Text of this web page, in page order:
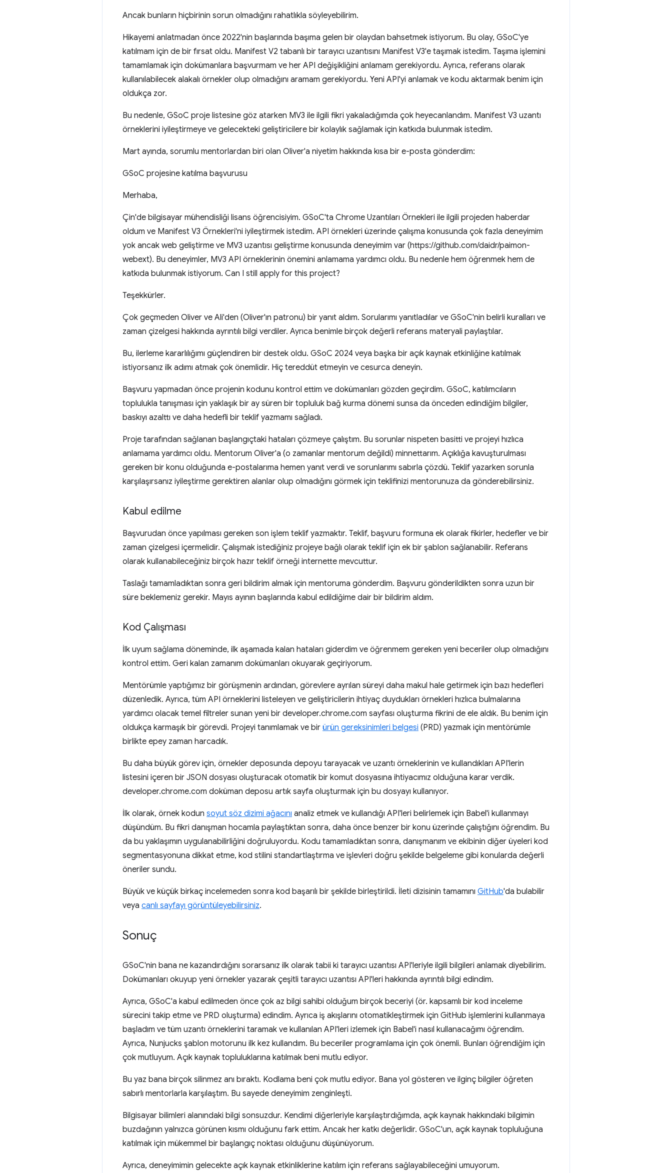
Ancak bunların hiçbirinin sorun olmadığını rahatlıkla söyleyebilirim.
Hikayemi anlatmadan önce 2022'nin başlarında başıma gelen bir olaydan bahsetmek istiyorum. Bu olay, GSoC'ye
katılmam için de bir fırsat oldu. Manifest V2 tabanlı bir tarayıcı uzantısını Manifest V3'e taşımak istedim. Taşıma işlemini
tamamlamak için dokümanlara başvurmam ve her API değişikliğini anlamam gerekiyordu. Ayrıca, referans olarak
kullanılabilecek alakalı örnekler olup olmadığını aramam gerekiyordu. Yeni API'yi anlamak ve kodu aktarmak benim için
oldukça zor.
Bu nedenle, GSoC proje listesine göz atarken MV3 ile ilgili fikri yakaladığımda çok heyecanlandım. Manifest V3 uzantı
örneklerini iyileştirmeye ve gelecekteki geliştiricilere bir kolaylık sağlamak için katkıda bulunmak istedim.
Mart ayında, sorumlu mentorlardan biri olan Oliver'a niyetim hakkında kısa bir e-posta gönderdim:
GSoC projesine katılma başvurusu
Merhaba,
Çin'de bilgisayar mühendisliği lisans öğrencisiyim. GSoC'ta Chrome Uzantıları Örnekleri ile ilgili projeden haberdar
oldum ve Manifest V3 Örnekleri'ni iyileştirmek istedim. API örnekleri üzerinde çalışma konusunda çok fazla deneyimim
yok ancak web geliştirme ve MV3 uzantısı geliştirme konusunda deneyimim var (https://github.com/daidr/paimon-
webext). Bu deneyimler, MV3 API örneklerinin önemini anlamama yardımcı oldu. Bu nedenle hem öğrenmek hem de
katkıda bulunmak istiyorum. Can I still apply for this project?
Teşekkürler.
Çok geçmeden Oliver ve Ali'den (Oliver'ın patronu) bir yanıt aldım. Sorularımı yanıtladılar ve GSoC'nin belirli kuralları ve
zaman çizelgesi hakkında ayrıntılı bilgi verdiler. Ayrıca benimle birçok değerli referans materyali paylaştılar.
Bu, ilerleme kararlılığımı güçlendiren bir destek oldu. GSoC 2024 veya başka bir açık kaynak etkinliğine katılmak
istiyorsanız ilk adımı atmak çok önemlidir. Hiç tereddüt etmeyin ve cesurca deneyin.
Başvuru yapmadan önce projenin kodunu kontrol ettim ve dokümanları gözden geçirdim. GSoC, katılımcıların
toplulukla tanışması için yaklaşık bir ay süren bir topluluk bağ kurma dönemi sunsa da önceden edindiğim bilgiler,
baskıyı azalttı ve daha hedefli bir teklif yazmamı sağladı.
Proje tarafından sağlanan başlangıçtaki hataları çözmeye çalıştım. Bu sorunlar nispeten basitti ve projeyi hızlıca
anlamama yardımcı oldu. Mentorum Oliver'a (o zamanlar mentorum değildi) minnettarım. Açıklığa kavuşturulması
gereken bir konu olduğunda e-postalarıma hemen yanıt verdi ve sorunlarımı sabırla çözdü. Teklif yazarken sorunla
karşılaşırsanız iyileştirme gerektiren alanlar olup olmadığını görmek için teklifinizi mentorunuza da gönderebilirsiniz.
Kabul edilme
Başvurudan önce yapılması gereken son işlem teklif yazmaktır. Teklif, başvuru formuna ek olarak fikirler, hedefler ve bir
zaman çizelgesi içermelidir. Çalışmak istediğiniz projeye bağlı olarak teklif için ek bir şablon sağlanabilir. Referans
olarak kullanabileceğiniz birçok hazır teklif örneği internette mevcuttur.
Taslağı tamamladıktan sonra geri bildirim almak için mentoruma gönderdim. Başvuru gönderildikten sonra uzun bir
süre beklemeniz gerekir. Mayıs ayının başlarında kabul edildiğime dair bir bildirim aldım.
Kod Çalışması
İlk uyum sağlama döneminde, ilk aşamada kalan hataları giderdim ve öğrenmem gereken yeni beceriler olup olmadığını
kontrol ettim. Geri kalan zamanım dokümanları okuyarak geçiriyorum.
Mentörümle yaptığımız bir görüşmenin ardından, görevlere ayrılan süreyi daha makul hale getirmek için bazı hedefleri
düzenledik. Ayrıca, tüm API örneklerini listeleyen ve geliştiricilerin ihtiyaç duydukları örnekleri hızlıca bulmalarına
yardımcı olacak temel filtreler sunan yeni bir developer.chrome.com sayfası oluşturma fikrini de ele aldık. Bu benim için
oldukça karmaşık bir görevdi. Projeyi tanımlamak ve bir ürün gereksinimleri belgesi (PRD) yazmak için mentörümle
birlikte epey zaman harcadık.
Bu daha büyük görev için, örnekler deposunda depoyu tarayacak ve uzantı örneklerinin ve kullandıkları API'lerin
listesini içeren bir JSON dosyası oluşturacak otomatik bir komut dosyasına ihtiyacımız olduğuna karar verdik.
developer.chrome.com doküman deposu artık sayfa oluşturmak için bu dosyayı kullanıyor.
İlk olarak, örnek kodun soyut söz dizimi ağacını analiz etmek ve kullandığı API'leri belirlemek için Babel'i kullanmayı
düşündüm. Bu fikri danışman hocamla paylaştıktan sonra, daha önce benzer bir konu üzerinde çalıştığını öğrendim. Bu
da bu yaklaşımın uygulanabilirliğini doğruluyordu. Kodu tamamladıktan sonra, danışmanım ve ekibinin diğer üyeleri kod
segmentasyonuna dikkat etme, kod stilini standartlaştırma ve işlevleri doğru şekilde belgeleme gibi konularda değerli
öneriler sundu.
Büyük ve küçük birkaç incelemeden sonra kod başarılı bir şekilde birleştirildi. İleti dizisinin tamamını GitHub'da bulabilir
veya canlı sayfayı görüntüleyebilirsiniz.
Sonuç
GSoC'nin bana ne kazandırdığını sorarsanız ilk olarak tabii ki tarayıcı uzantısı API'leriyle ilgili bilgileri anlamak diyebilirim.
Dokümanları okuyup yeni örnekler yazarak çeşitli tarayıcı uzantısı API'leri hakkında ayrıntılı bilgi edindim.
Ayrıca, GSoC'a kabul edilmeden önce çok az bilgi sahibi olduğum birçok beceriyi (ör. kapsamlı bir kod inceleme
sürecini takip etme ve PRD oluşturma) edindim. Ayrıca iş akışlarını otomatikleştirmek için GitHub işlemlerini kullanmaya
başladım ve tüm uzantı örneklerini taramak ve kullanılan API'leri izlemek için Babel'i nasıl kullanacağımı öğrendim.
Ayrıca, Nunjucks şablon motorunu ilk kez kullandım. Bu beceriler programlama için çok önemli. Bunları öğrendiğim için
çok mutluyum. Açık kaynak topluluklarına katılmak beni mutlu ediyor.
Bu yaz bana birçok silinmez anı bıraktı. Kodlama beni çok mutlu ediyor. Bana yol gösteren ve ilginç bilgiler öğreten
sabırlı mentorlarla karşılaştım. Bu sayede deneyimim zenginleşti.
Bilgisayar bilimleri alanındaki bilgi sonsuzdur. Kendimi diğerleriyle karşılaştırdığımda, açık kaynak hakkındaki bilgimin
buzdağının yalnızca görünen kısmı olduğunu fark ettim. Ancak her katkı değerlidir. GSoC'un, açık kaynak topluluğuna
katılmak için mükemmel bir başlangıç noktası olduğunu düşünüyorum.
Ayrıca, deneyimimin gelecekte açık kaynak etkinliklerine katılım için referans sağlayabileceğini umuyorum.